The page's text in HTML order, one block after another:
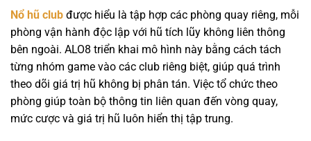
Nổ hũ club được hiểu là tập hợp các phòng quay riêng, mỗi
phòng vận hành độc lập với hũ tích lũy không liên thông
bên ngoài. ALO8 triển khai mô hình này bằng cách tách
từng nhóm game vào các club riêng biệt, giúp quá trình
theo dõi giá trị hũ không bị phân tán. Việc tổ chức theo
phòng giúp toàn bộ thông tin liên quan đến vòng quay,
mức cược và giá trị hũ luôn hiển thị tập trung.